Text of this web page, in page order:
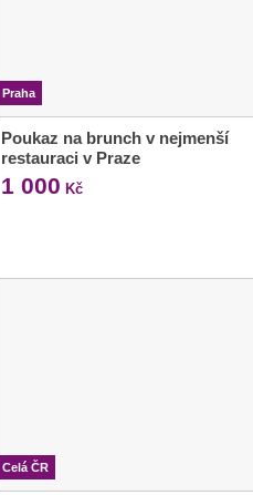
Praha
Poukaz na brunch v nejmenší
restauraci v Praze
1 000 Kč
Celá ČR